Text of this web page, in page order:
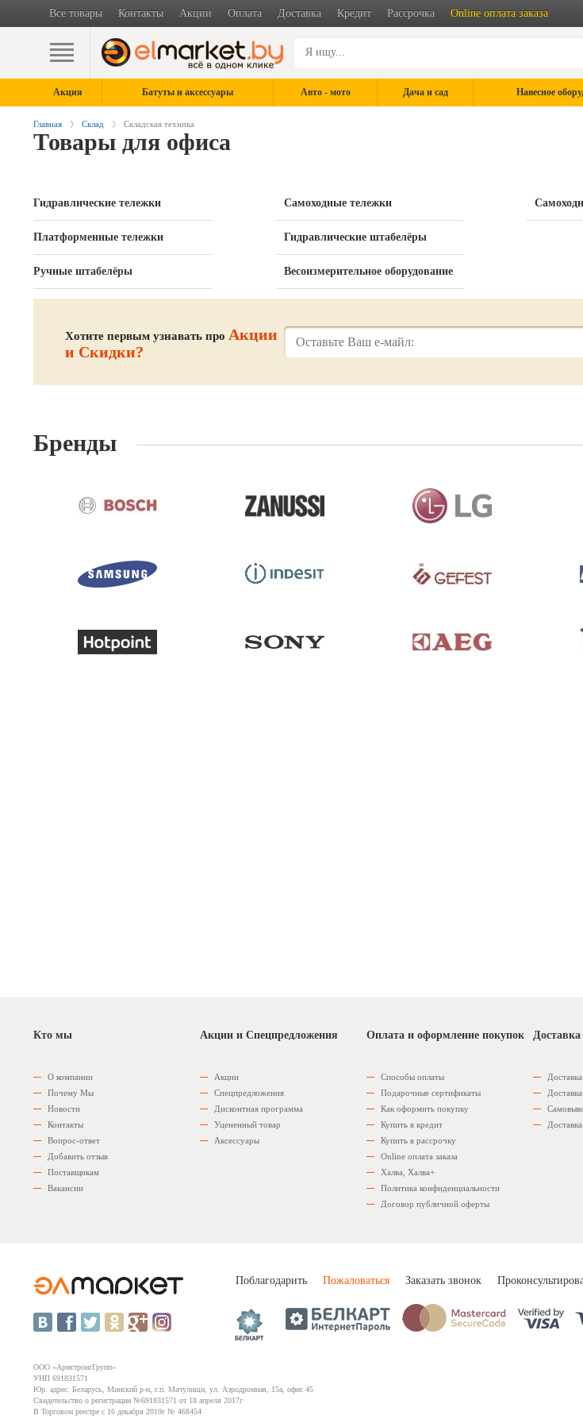
Все товары Контакты Акции Оплата Доставка Кредит Рассрочка Online оплата заказа
Акция Батуты и аксессуары Авто - мото Дача и сад Навесное
Главная Склад Складская техника
Товары для офиса
Гидравлические тележки
Платформенные тележки
Ручные штабелёры
Самоходные тележки
Гидравлические штабелёры
Весоизмерительное оборудование
Хотите первым узнавать про Акции
и Скидки?
Бренды
Кто мы
О компании
Почему Мы
Новости
Контакты
Вопрос-ответ
Добавить отзыв
Поставщикам
Вакансии
Акции и Спецпредложения
Акции
Спецпредложения
Дисконтная программа
Уцененный товар
Аксессуары
Оплата и оформление покупок
Способы оплаты
Подарочные сертификаты
Как оформить покупку
Купить в кредит
Купить в рассрочку
Оnline оплата заказа
Халва, Халва+
Политика конфиденциальности
Договор публичной оферты
Доставка
Поблагодарить Пожаловаться Заказать звонок
ООО «АрмстронгГрупп»
УНП 691831571
Юр. адрес: Беларусь, Минский р-н, г.п. Мачулищи, ул. Аэродромная, 15а, офис 45
Свидетельство о регистрации №691831571 от 18 апреля 2017г
В Торговом реестре с 16 декабря 2019г № 468454